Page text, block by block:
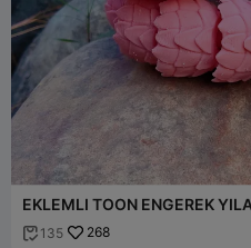
EKLEMLI TOON ENGEREK
 135 268